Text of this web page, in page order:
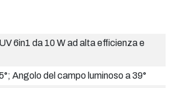
6in1 da 10 W ad alta efficienza e
Angolo del campo luminoso a 39°